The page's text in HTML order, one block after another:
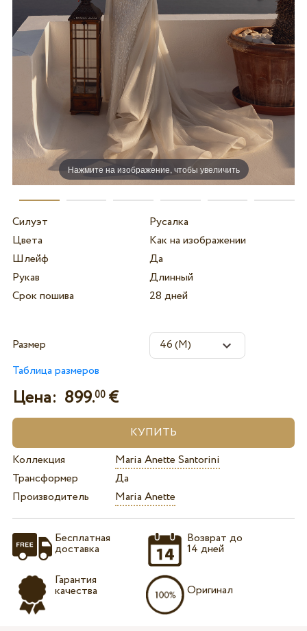
Нажмите на изображение, чтобы увеличить
Силуэт
Русалка
Цвета
Как на изображении
Шлейф
Да
Рукав
Длинный
Срок пошива
28 дней
Размер
Таблица размеров
Цена: 899.00€
Коллекция
Maria Anette Santorini
Трансформер
Да
Производитель
Maria Anette
Бесплатная
доставка
Гарантия
качества
Возврат до
14 дней
Оригинал